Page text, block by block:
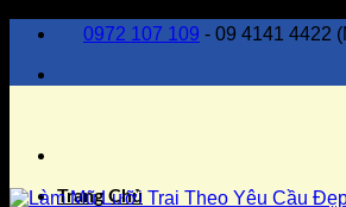
dung
0972 107 109 - 09 4141 4422
Trang Chủ